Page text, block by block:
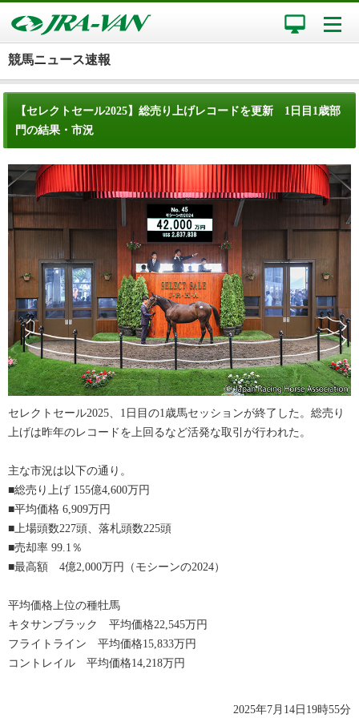
競馬ニュース速報
【セレクトセール2025】総売り上げレコードを更新 1日目1歳部
門の結果・市況
セレクトセール2025、1日目の1歳馬セッションが終了した。総売り
上げは昨年のレコードを上回るなど活発な取引が行われた。
主な市況は以下の通り。
■総売り上げ 155億4,600万円
■平均価格 6,909万円
■上場頭数227頭、落札頭数225頭
■売却率 99.1％
■最高額 4億2,000万円（モシーンの2024）
平均価格上位の種牡馬
キタサンブラック 平均価格22,545万円
フライトライン 平均価格15,833万円
コントレイル 平均価格14,218万円
2025年7月14日19時55分